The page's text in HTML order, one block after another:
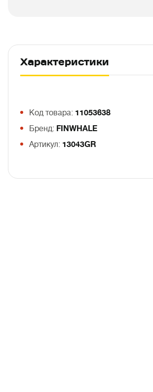
Характеристики
Код товара: 11053638
Бренд: FINWHALE
Артикул: 13043GR